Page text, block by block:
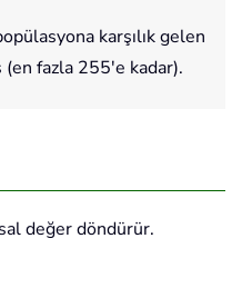
karşılık gelen
(en fazla 255'e kadar).
değer döndürür.